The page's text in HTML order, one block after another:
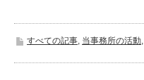
すべての記事, 当事務所の活動,